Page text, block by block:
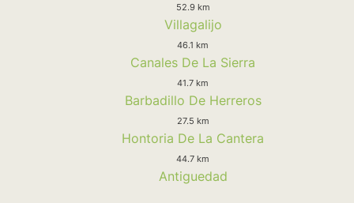
52.9 km
Villagalijo
46.1 km
Canales De La Sierra
41.7 km
Barbadillo De Herreros
27.5 km
Hontoria De La Cantera
44.7 km
Antiguedad